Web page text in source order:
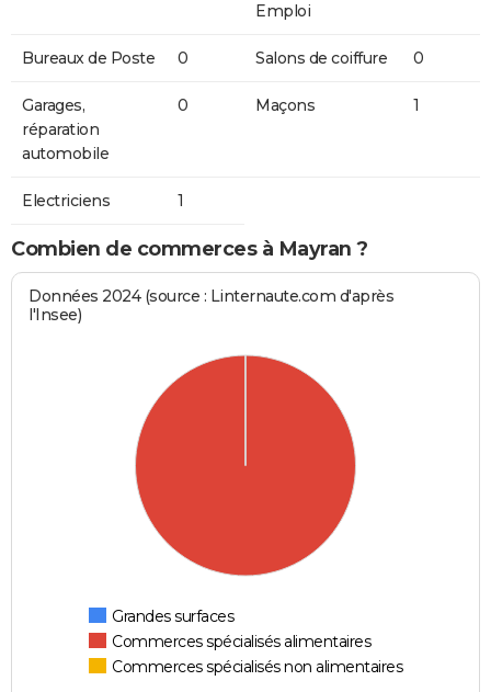
Emploi
Bureaux de Poste 0 Salons de coiffure 0
Garages,
réparation
automobile
0 Maçons 1
Electriciens 1
Combien de commerces à Mayran ?
Données 2024 (source : Linternaute.com d'après
l'Insee)
Grandes surfaces
Commerces spécialisés alimentaires
Commerces spécialisés non alimentaires